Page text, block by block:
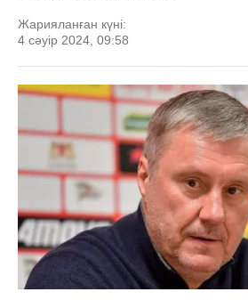
Жарияланған күні:
4 сәуір 2024, 09:58